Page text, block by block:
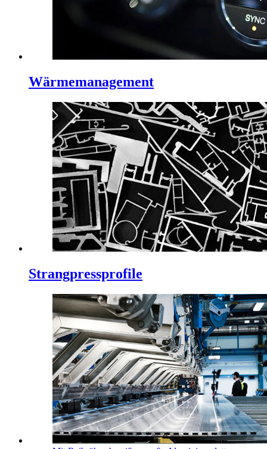
Wärmemanagement
Strangpressprofile